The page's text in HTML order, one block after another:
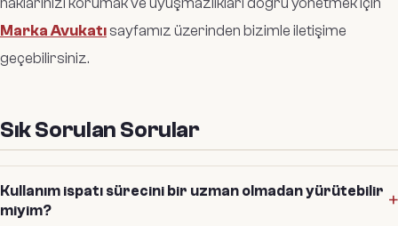
Marka Avukatısayfamız üzerinden bizimle iletişime
geçebilirsiniz.
Sık Sorulan Sorular
Kullanım ispatı sürecini bir uzman olmadan yürütebilir
miyim?